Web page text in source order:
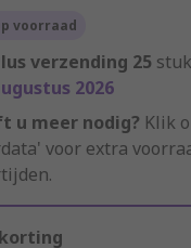
voorraad
verzending 25
2026
u meer nodig? Klik
voor extra